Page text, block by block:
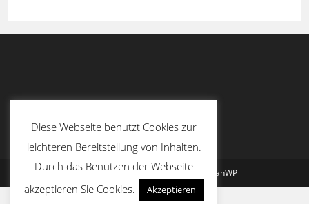
Copyright - WordPress Theme by OceanWP
Diese Webseite benutzt Cookies zur
leichteren Bereitstellung von Inhalten.
Durch das Benutzen der Webseite
akzeptieren Sie Cookies.
Akzeptieren